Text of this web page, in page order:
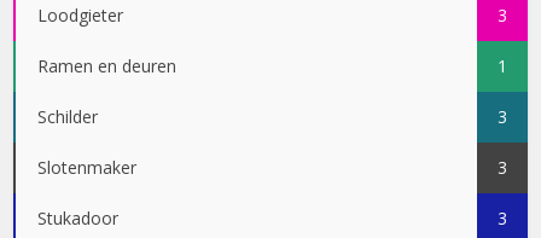
Loodgieter 3
Ramen en deuren 1
Schilder 3
Slotenmaker 3
Stukadoor 3